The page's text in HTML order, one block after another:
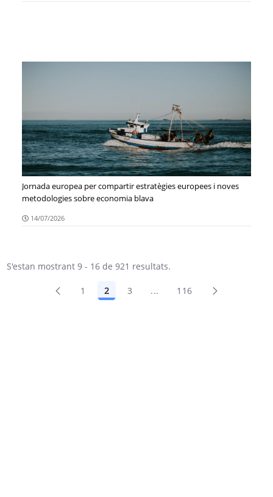
Jornada europea per compartir estratègies europees i noves
metodologies sobre economia blava
14/07/2026
S'estan mostrant 9 - 16 de 921 resultats.
1 2 3 ...Pàgines intermèdies
116